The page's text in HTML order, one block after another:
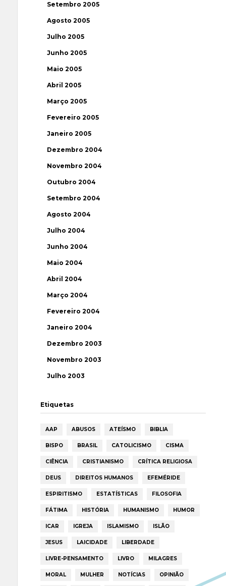
Setembro 2005
Agosto 2005
Julho 2005
Junho 2005
Maio 2005
Abril 2005
Março 2005
Fevereiro 2005
Janeiro 2005
Dezembro 2004
Novembro 2004
Outubro 2004
Setembro 2004
Agosto 2004
Julho 2004
Junho 2004
Maio 2004
Abril 2004
Março 2004
Fevereiro 2004
Janeiro 2004
Dezembro 2003
Novembro 2003
Julho 2003
Etiquetas
AAP ABUSOS ATEÍSMO BIBLIA
BISPO BRASIL CATOLICISMO CISMA
CIÊNCIA CRISTIANISMO CRÍTICA RELIGIOSA
DEUS DIREITOS HUMANOS EFEMÉRIDE
ESPIRITISMO ESTATÍSTICAS FILOSOFIA
FÁTIMA HISTÓRIA HUMANISMO HUMOR
ICAR IGREJA ISLAMISMO ISLÃO
JESUS LAICIDADE LIBERDADE
LIVRE-PENSAMENTO LIVRO MILAGRES
MORAL MULHER NOTÍCIAS OPINIÃO